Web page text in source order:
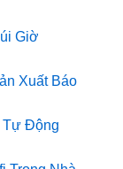
Giờ
Xuất Báo
Tự Động